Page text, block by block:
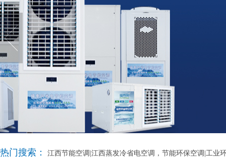
热门搜索： 江西节能空调|江西蒸发冷省电空调，节能环保空调|工业